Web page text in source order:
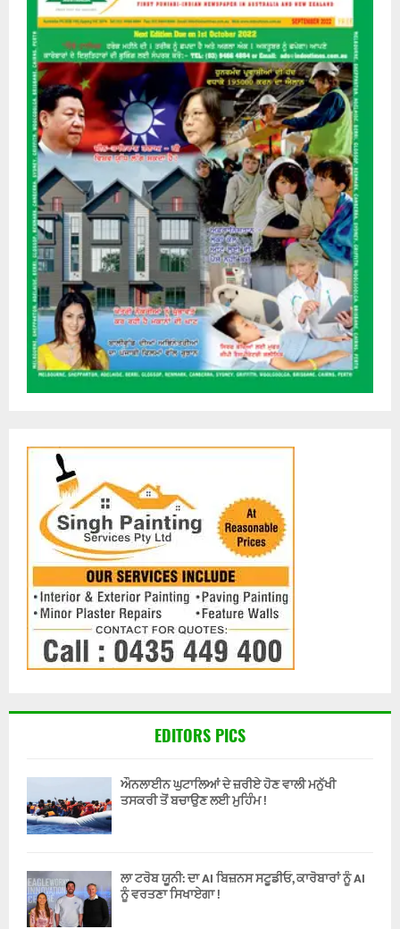
EDITORS PICS
ਔਨਲਾਈਨ ਘੁਟਾਲਿਆਂ ਦੇ ਜ਼ਰੀਏ ਹੋਣ ਵਾਲੀ ਮਨੁੱਖੀ
ਤਸਕਰੀ ਤੋਂ ਬਚਾਉਣ ਲਈ ਮੁਹਿੰਮ !
ਲਾ ਟਰੋਬ ਯੂਨੀ: ਦਾ AI ਬਿਜ਼ਨਸ ਸਟੂਡੀਓ, ਕਾਰੋਬਾਰਾਂ ਨੂੰ AI
ਨੂੰ ਵਰਤਣਾ ਸਿਖਾਏਗਾ !